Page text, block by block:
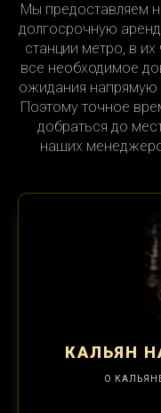
Мы предоставляем
долгосрочную
станции метро, в
все необходимое
ожидания напрямую
Поэтому точное
добраться до
наших
КАЛЬЯН
О